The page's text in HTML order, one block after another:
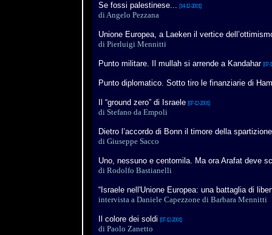
Se fossi palestinese... [14-12-2001]
di Angelo Pezzana
Unione Europea, a Laeken il vertice
di Pierluigi Mennitti
Punto militare. Il mullah si arrende a Kandahar [07-
Punto diplomatico. Sotto tiro le finanziarie di
Il “ground zero” di Israele [07-12-2001]
di Stefano da Empoli
Dietro l’accordo di Bonn il timore della spartizione
di Giuseppe Sacco
Uno, nessuno e centomila. Ma ora Arafat deve
di Rodolfo Bastianelli
“Israele nell'Unione Europea: una battaglia di
intervista a Daniele Capezzone di Barbara Mennitti
Il colore dei soldi [07-12-2001]
di Paolo Zanetto